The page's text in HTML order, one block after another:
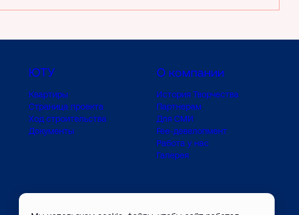
ЮТУ
Квартиры
Страница проекта
Ход строительства
Документы
О компании
История Творчества
Партнерам
Для СМИ
Fee-девелопмент
Работа у нас
Галерея